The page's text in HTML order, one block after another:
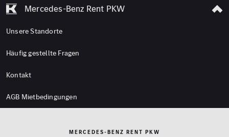
Mercedes-Benz Rent PKW
Unsere Standorte
Häufig gestellte Fragen
Kontakt
AGB Mietbedingungen
MERCEDES-BENZ RENT PKW